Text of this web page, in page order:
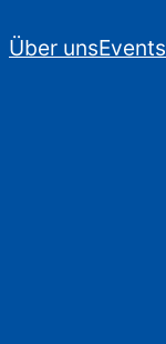
Über unsEvents